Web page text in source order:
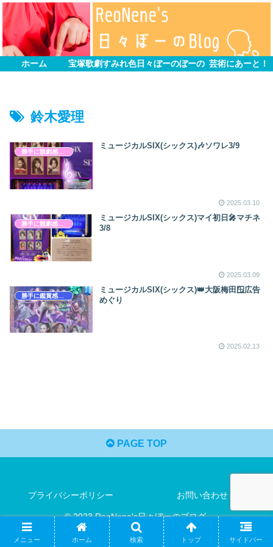
ホーム 宝塚歌劇すみれ色日々ぼーのぼーの 芸術にあーと！
鈴木愛理
ミュージカルSIX(シックス)🎶ソワレ3/9
2025.03.10
ミュージカルSIX(シックス)マイ初日🎤マチネ
3/8
2025.03.09
ミュージカルSIX(シックス)👑大阪梅田🪟広告
めぐり
2025.02.13
PAGE TOP
プライバシーポリシー お問い合わせ
© 2023 ReoNene's日々ぼーのブログ.
メニュー ホーム 検索 トップ サイドバー